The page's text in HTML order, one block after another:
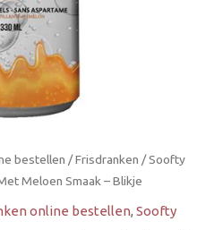
bestellen /Frisdranken / Soofty
Meloen Smaak – Blikje
online bestellen, Soofty